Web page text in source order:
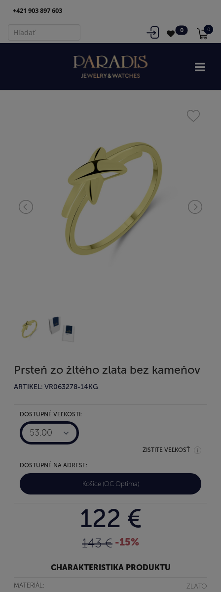
+421 903 897 603
0 0
Prsteň zo žltého zlata bez kameňov
ARTIKEL: VR063278-14KG
DOSTUPNÉ VEĽKOSTI:
53.00
ZISTITE VEĽKOSŤ
DOSTUPNÉ NA ADRESE:
Košice (OC Optima)
122 €
143 € -15%
CHARAKTERISTIKA PRODUKTU
MATERIÁL: ZLATO